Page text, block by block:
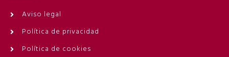
Aviso legal
Política de privacidad
Política de cookies